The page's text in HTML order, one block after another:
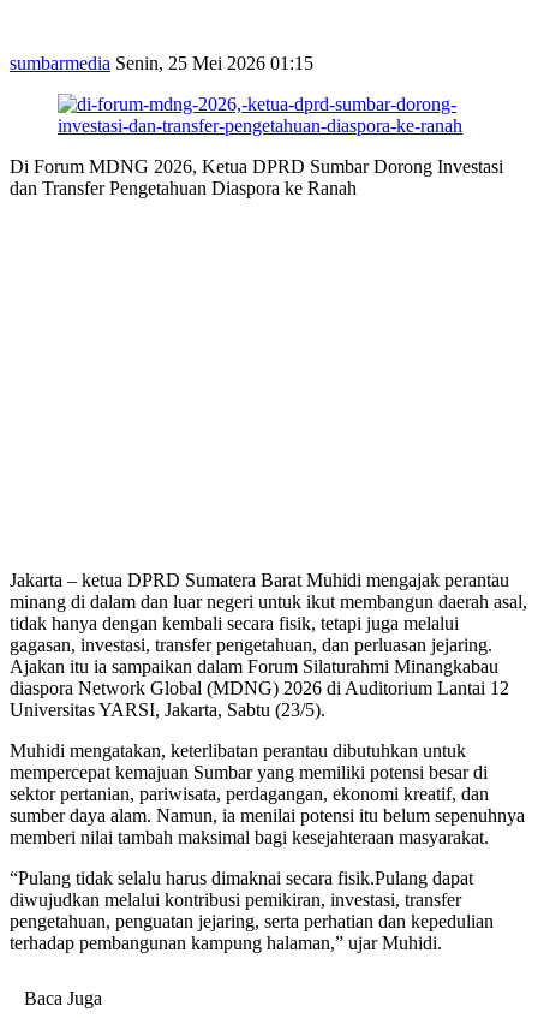
sumbarmedia Senin, 25 Mei 2026 01:15
Di Forum MDNG 2026, Ketua DPRD Sumbar Dorong Investasi
dan Transfer Pengetahuan Diaspora ke Ranah
Jakarta – ketua DPRD Sumatera Barat Muhidi mengajak perantau
minang di dalam dan luar negeri untuk ikut membangun daerah asal,
tidak hanya dengan kembali secara fisik, tetapi juga melalui
gagasan, investasi, transfer pengetahuan, dan perluasan jejaring.
Ajakan itu ia sampaikan dalam Forum Silaturahmi Minangkabau
diaspora Network Global (MDNG) 2026 di Auditorium Lantai 12
Universitas YARSI, Jakarta, Sabtu (23/5).
Muhidi mengatakan, keterlibatan perantau dibutuhkan untuk
mempercepat kemajuan Sumbar yang memiliki potensi besar di
sektor pertanian, pariwisata, perdagangan, ekonomi kreatif, dan
sumber daya alam. Namun, ia menilai potensi itu belum sepenuhnya
memberi nilai tambah maksimal bagi kesejahteraan masyarakat.
“Pulang tidak selalu harus dimaknai secara fisik.Pulang dapat
diwujudkan melalui kontribusi pemikiran, investasi, transfer
pengetahuan, penguatan jejaring, serta perhatian dan kepedulian
terhadap pembangunan kampung halaman,” ujar Muhidi.
Baca Juga